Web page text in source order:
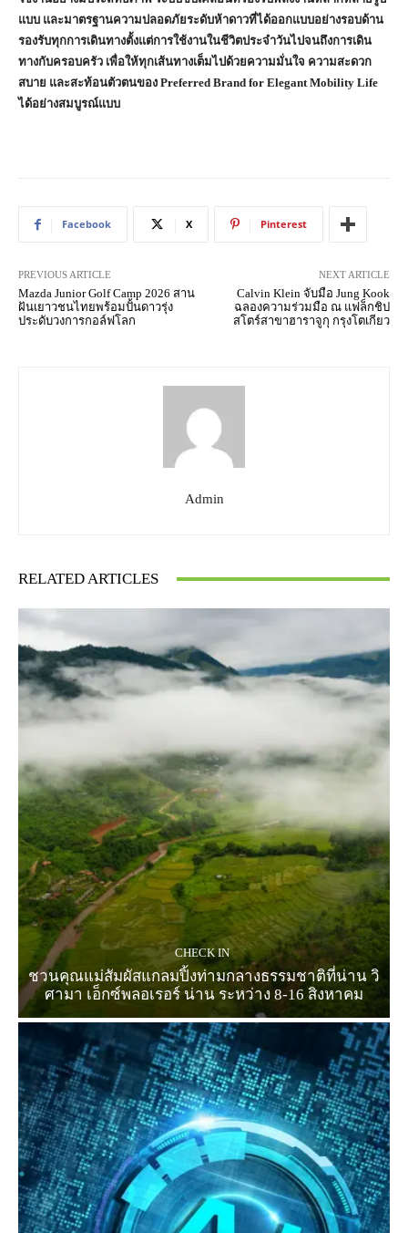
แบบ และมาตรฐานความปลอดภัยระดับห้าดาวที่ได้ออกแบบอย่างรอบด้าน
รองรับทุกการเดินทางตั้งแต่การใช้งานในชีวิตประจำวันไปจนถึงการเดิน
ทางกับครอบครัว เพื่อให้ทุกเส้นทางเต็มไปด้วยความมั่นใจ ความสะดวก
สบาย และสะท้อนตัวตนของ Preferred Brand for Elegant Mobility Life
ได้อย่างสมบูรณ์แบบ
Facebook X Pinterest
PREVIOUS ARTICLE
Mazda Junior Golf Camp 2026 สาน
ฝันเยาวชนไทยพร้อมปั้นดาวรุ่ง
ประดับวงการกอล์ฟโลก
NEXT ARTICLE
Calvin Klein จับมือ Jung Kook
ฉลองความร่วมมือ ณ แฟล็กชิป
สโตร์สาขาฮาราจูกุ กรุงโตเกียว
Admin
RELATED ARTICLES
CHECK IN
ชวนคุณแม่สัมผัสแกลมปิ้งท่ามกลางธรรมชาติที่น่าน วิ
ศามา เอ็กซ์พลอเรอร์ น่าน ระหว่าง 8-16 สิงหาคม